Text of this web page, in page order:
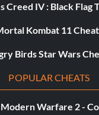
Creed IV : Black Flag
Kombat 11
Birds Star Wars
POPULAR CHEATS
Warfare 2 -